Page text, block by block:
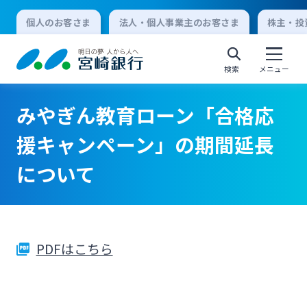
個人のお客さま 法人・個人事業主のお客さま 株主・
検索 メニュー
個人向けインターネットバンキング
みやぎん教育ローン「合格応
援キャンペーン」の期間延長
について
PDFはこちら